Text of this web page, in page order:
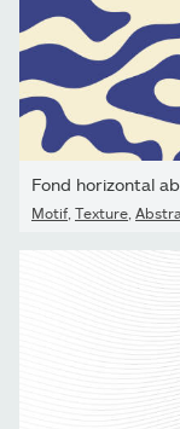
Fond horizontal
Motif Texture